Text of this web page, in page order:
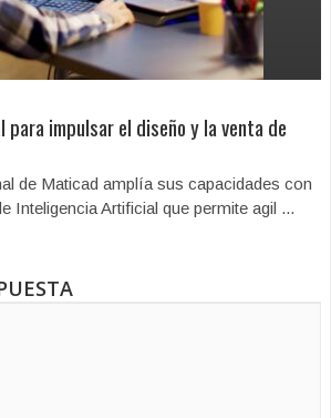
impulsar el diseño y la venta de
de Maticad amplía sus capacidades con
Inteligencia Artificial que permite agil ...